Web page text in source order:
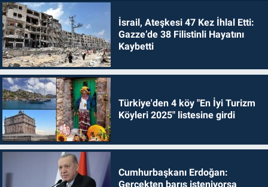
İsrail, Ateşkesi 47 Kez İhlal Etti:
Gazze’de 38 Filistinli Hayatını
Kaybetti
Türkiye'den 4 köy "En İyi Turizm
Köyleri 2025" listesine girdi
Cumhurbaşkanı Erdoğan:
Gerçekten barış isteniyorsa